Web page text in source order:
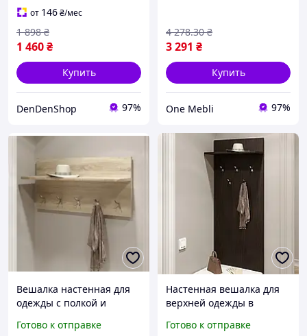
прихожая
от 146₴/мес
1 460₴
1 898 ₴
Купить
DenDenShop 97%
3 291 ₴
4 278.30 ₴
Купить
One Mebli 97%
Вешалка настенная для
одежды с полкой и
одежды узкая 80 см Дуб
Готово к отправке
Настенная вешалка для
верхней одежды в
темный 60х16.6х130 см
Готово к отправке